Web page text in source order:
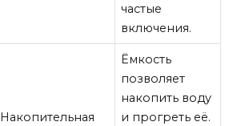
частые
включения.
Накопительная
Ёмкость
позволяет
накопить воду
и прогреть её.